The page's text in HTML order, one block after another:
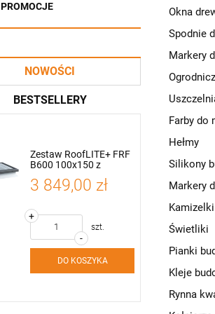
PROMOCJE
NOWOŚCI
BESTSELLERY
Zestaw RoofLITE+ FRF
B600 100x150 z
FGT B200 – okno do
dachów płaskich
3 849,00 zł
-
+
szt.
DO KOSZYKA
Okno Dachowe
drewniane RoofLITE+
118 cm- pakiet 3-
szybowy -
współczynnik Uw 1,1
W/m2K
1 070,00 zł
-
+
szt.
DO KOSZYKA
Okna
Spodnie
Markery
Farby do
Hełmy
Silikony
Markery
Kamizelki
Świetliki
Pianki
Kleje
Rynna